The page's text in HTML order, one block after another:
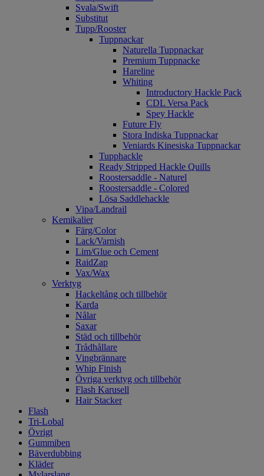
Svala/Swift
Substitut
Tupp/Rooster
Tuppnackar
Naturella Tuppnackar
Premium Tuppnacke
Hareline
Whiting
Introductory Hackle Pack
CDL Versa Pack
Spey Hackle
Future Fly
Stora Indiska Tuppnackar
Veniards Kinesiska Tuppnackar
Tupphackle
Ready Stripped Hackle Quills
Roostersaddle - Naturel
Roostersaddle - Colored
Lösa Saddlehackle
Vipa/Landrail
Kemikalier
Färg/Color
Lack/Varnish
Lim/Glue och Cement
RaidZap
Vax/Wax
Verktyg
Hackeltång och tillbehör
Karda
Nålar
Saxar
Städ och tillbehör
Trådhållare
Vingbrännare
Whip Finish
Övriga verktyg och tillbehör
Flash Karusell
Hair Stacker
Flash
Tri-Lobal
Övrigt
Gummiben
Bäverdubbing
Kläder